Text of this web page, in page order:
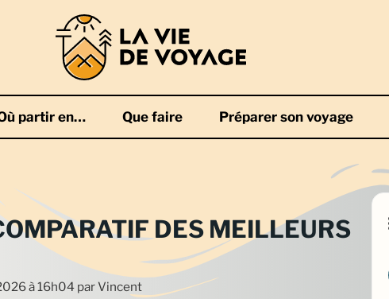
partir en… Que faire Préparer son voyage
DES MEILLEURS
à 16h04 par Vincent